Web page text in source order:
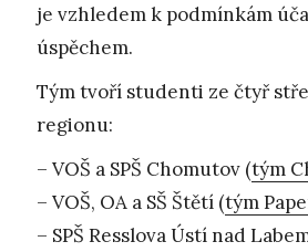
je vzhledem k podmínkám
úspěchem.
Tým tvoří studenti ze čtyř
regionu:
– VOŠ a SPŠ Chomutov (tým
– VOŠ, OA a SŠ Štětí (tým
– SPŠ Resslova Ústí nad